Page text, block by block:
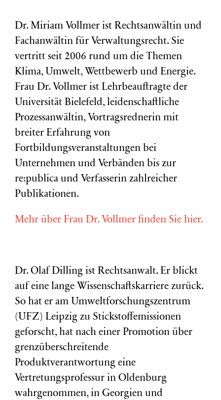
Dr. Miriam Vollmer ist Rechtsanwältin und
Fachanwältin für Verwaltungsrecht. Sie
vertritt seit 2006 rund um die Themen
Klima, Umwelt, Wettbewerb und Energie.
Frau Dr. Vollmer ist Lehrbeauftragte der
Universität Bielefeld, leidenschaftliche
Prozessanwältin, Vortragsrednerin mit
breiter Erfahrung von
Fortbildungsveranstaltungen bei
Unternehmen und Verbänden bis zur
re:publica und Verfasserin zahlreicher
Publikationen.
Mehr über Frau Dr. Vollmer finden Sie hier.
Dr. Olaf Dilling ist Rechtsanwalt. Er blickt
auf eine lange Wissenschaftskarriere zurück.
So hat er am Umweltforschungszentrum
(UFZ) Leipzig zu Stickstoffemissionen
geforscht, hat nach einer Promotion über
grenzüberschreitende
Produktverantwortung eine
Vertretungsprofessur in Oldenburg
wahrgenommen, in Georgien und